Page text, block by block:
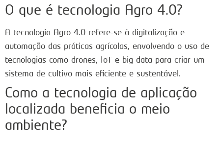
O que é tecnologia Agro 4.0?
A tecnologia Agro 4.0 refere-se à digitalização e
automação das práticas agrícolas, envolvendo o uso de
tecnologias como drones, IoT e big data para criar um
sistema de cultivo mais eficiente e sustentável.
Como a tecnologia de aplicação
localizada beneficia o meio
ambiente?